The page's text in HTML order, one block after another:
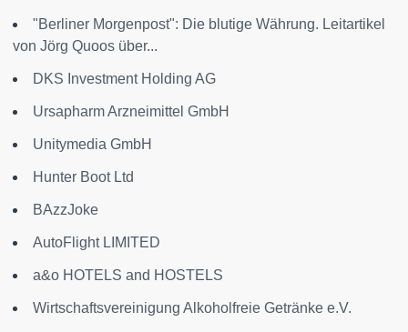
"Berliner Morgenpost": Die blutige Währung. Leitartikel
von Jörg Quoos über...
DKS Investment Holding AG
Ursapharm Arzneimittel GmbH
Unitymedia GmbH
Hunter Boot Ltd
BAzzJoke
AutoFlight LIMITED
a&o HOTELS and HOSTELS
Wirtschaftsvereinigung Alkoholfreie Getränke e.V.